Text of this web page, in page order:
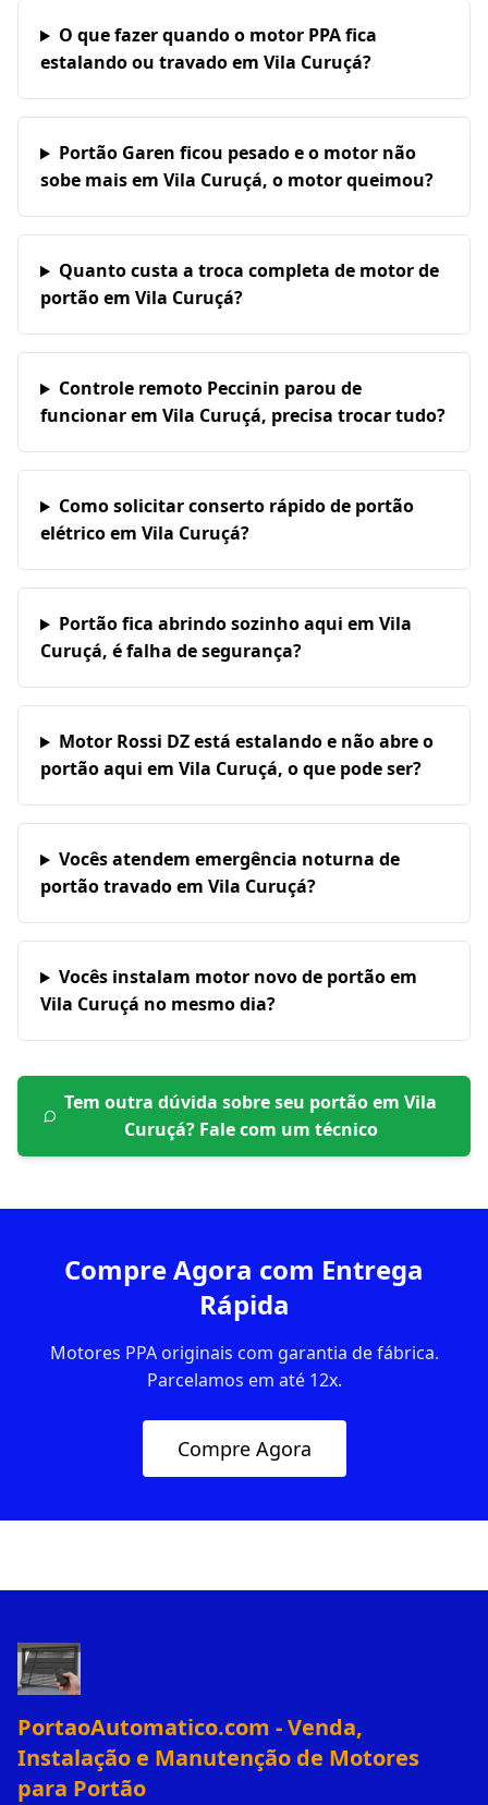
O que fazer quando o motor PPA fica
estalando ou travado em Vila Curuçá?
Portão Garen ficou pesado e o motor não
sobe mais em Vila Curuçá, o motor queimou?
Quanto custa a troca completa de motor de
portão em Vila Curuçá?
Controle remoto Peccinin parou de
funcionar em Vila Curuçá, precisa trocar tudo?
Como solicitar conserto rápido de portão
elétrico em Vila Curuçá?
Portão fica abrindo sozinho aqui em Vila
Curuçá, é falha de segurança?
Motor Rossi DZ está estalando e não abre o
portão aqui em Vila Curuçá, o que pode ser?
Vocês atendem emergência noturna de
portão travado em Vila Curuçá?
Vocês instalam motor novo de portão em
Vila Curuçá no mesmo dia?
Tem outra dúvida sobre seu portão emVila
Curuçá? Fale com um técnico
Compre Agora com Entrega
Rápida
Motores PPA originais com garantia de fábrica.
Parcelamos em até 12x.
Compre Agora
PortaoAutomatico.com - Venda,
Instalação e Manutenção de Motores
para Portão